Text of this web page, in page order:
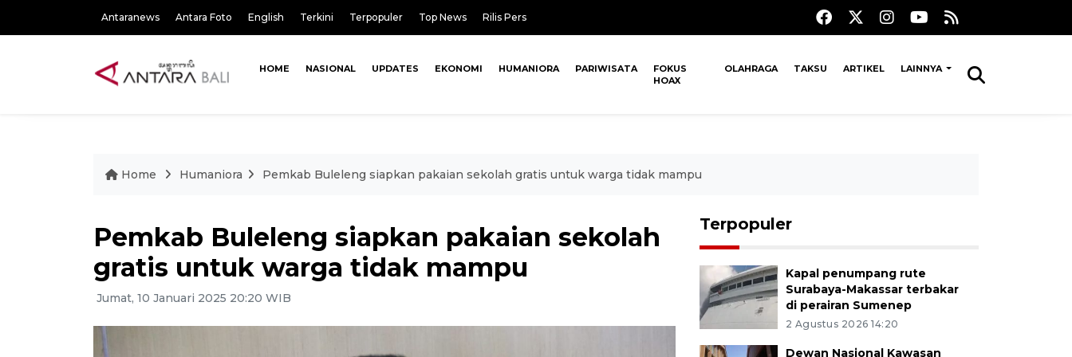
Antaranews Antara Foto English Terkini Terpopuler Top News Rilis Pers
HOME NASIONAL UPDATES EKONOMI HUMANIORA PARIWISATA
FOKUS
HOAX
OLAHRAGA TAKSU ARTIKEL LAINNYA
Home Humaniora Pemkab Buleleng siapkan pakaian sekolah gratis untuk warga tidak mampu
Pemkab Buleleng siapkan pakaian sekolah
gratis untuk warga tidak mampu
Jumat, 10 Januari 2025 20:20 WIB
Terpopuler
Kapal penumpang rute
Surabaya-Makassar terbakar
di perairan Sumenep
2 Agustus 2026 14:20
Dewan Nasional Kawasan